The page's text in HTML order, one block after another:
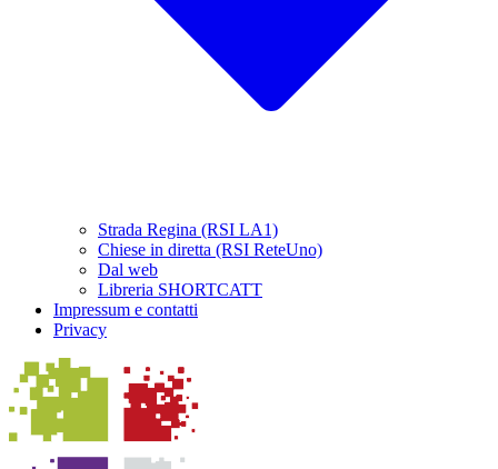
Strada Regina (RSI LA1)
Chiese in diretta (RSI ReteUno)
Dal web
Libreria SHORTCATT
Impressum e contatti
Privacy